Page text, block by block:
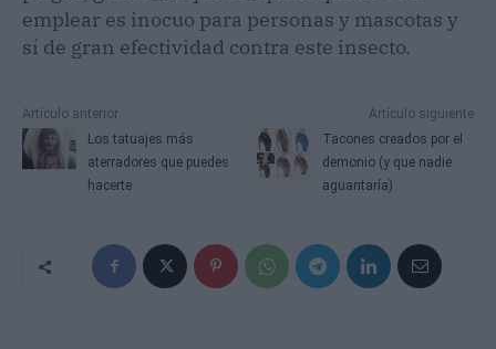
emplear es inocuo para personas y mascotas y
sí de gran efectividad contra este insecto.
Artículo anterior
Los tatuajes más
aterradores que puedes
hacerte
Artículo siguiente
Tacones creados por el
demonio (y que nadie
aguantaría)